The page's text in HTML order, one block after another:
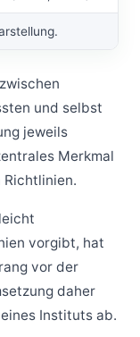
und selbst
jeweils
Merkmal
Richtlinien.
vorgibt, hat
vor der
daher
Instituts ab.